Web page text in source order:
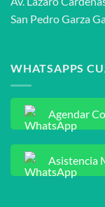
San Pedro Garza
WHATSAPPS
Agendar
Asistencia